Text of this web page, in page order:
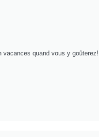
vacances quand vous y